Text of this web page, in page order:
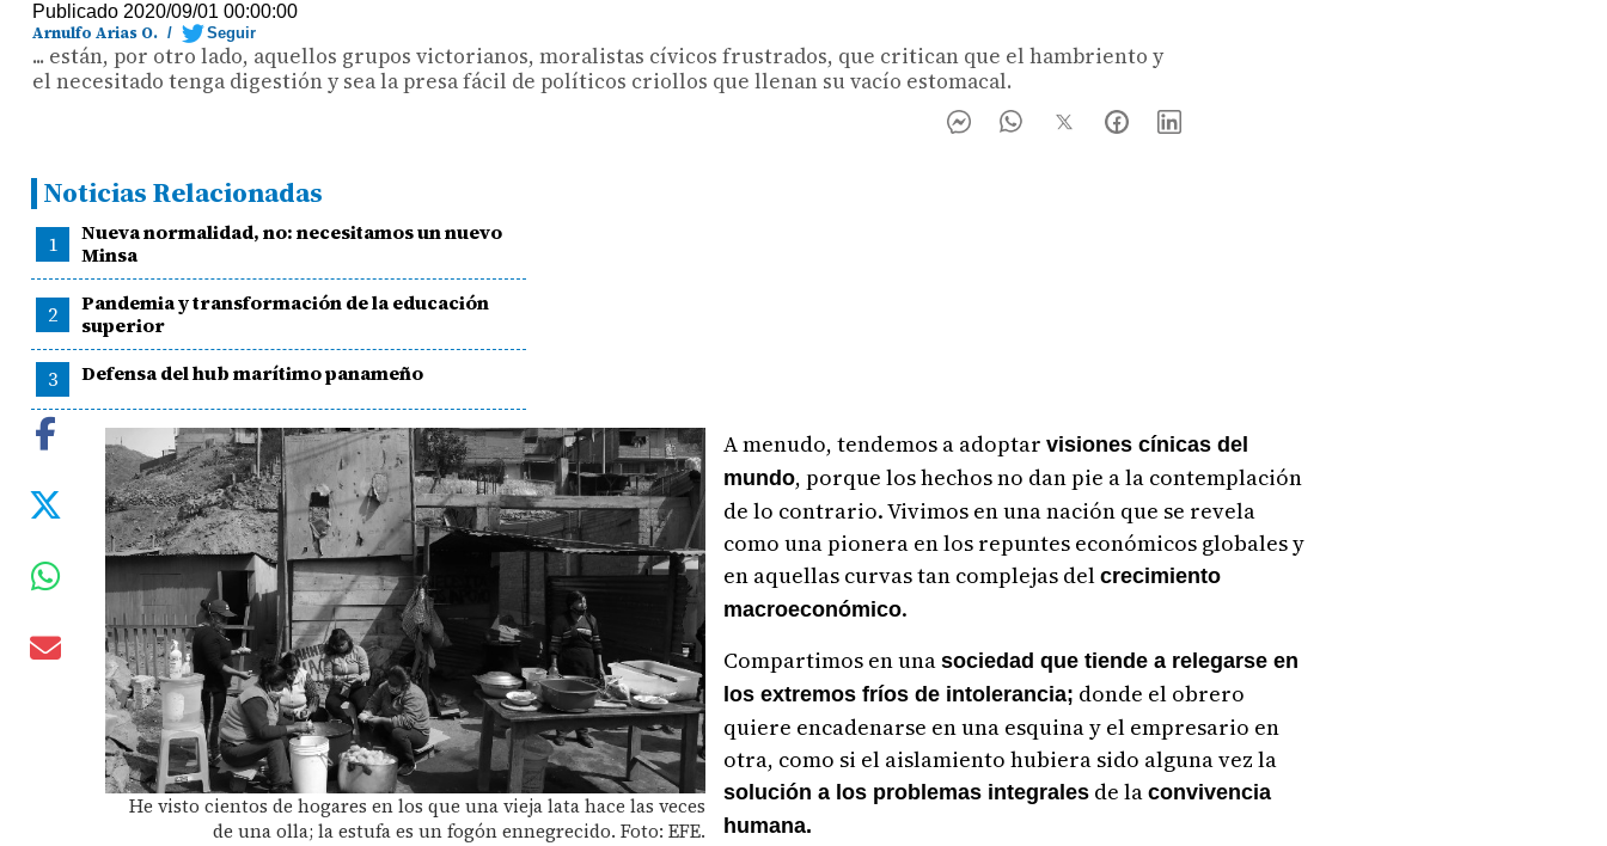
Publicado 2020/09/01 00:00:00
Arnulfo Arias O. / Seguir
... están, por otro lado, aquellos grupos victorianos, moralistas cívicos frustrados, que critican que el hambriento y
el necesitado tenga digestión y sea la presa fácil de políticos criollos que llenan su vacío estomacal.
Noticias Relacionadas
1
Nueva normalidad, no: necesitamos un nuevo
Minsa
2
Pandemia y transformación de la educación
superior
3 Defensa del hub marítimo panameño
He visto cientos de hogares en los que una vieja lata hace las veces
de una olla; la estufa es un fogón ennegrecido. Foto: EFE.
A menudo, tendemos a adoptarvisiones cínicas del
mundo, porque los hechos no dan pie a la contemplación
de lo contrario. Vivimos en una nación que se revela
como una pionera en los repuntes económicos globales y
en aquellas curvas tan complejas delcrecimiento
macroeconómico.
Compartimos en unasociedad que tiende a relegarse en
los extremos fríos de intolerancia; donde el obrero
quiere encadenarse en una esquina y el empresario en
otra, como si el aislamiento hubiera sido alguna vez la
solución a los problemas integrales de laconvivencia
humana.